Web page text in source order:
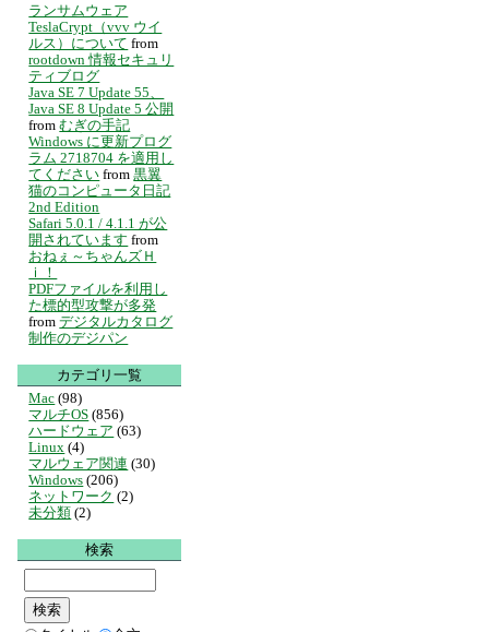
ランサムウェア
TeslaCrypt（vvv ウイ
ルス）について from
rootdown 情報セキュリ
ティブログ
Java SE 7 Update 55、
Java SE 8 Update 5 公開
from むぎの手記
Windows に更新プログ
ラム 2718704 を適用し
てください from 黒翼
猫のコンピュータ日記
2nd Edition
Safari 5.0.1 / 4.1.1 が公
開されています from
おねぇ～ちゃんズＨ
ｉ！
PDFファイルを利用し
た標的型攻撃が多発
from デジタルカタログ
制作のデジパン
カテゴリ一覧
Mac (98)
マルチOS (856)
ハードウェア (63)
Linux (4)
マルウェア関連 (30)
Windows (206)
ネットワーク (2)
未分類 (2)
検索